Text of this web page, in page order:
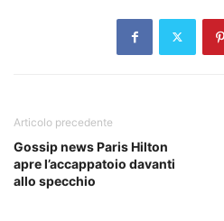
Articolo precedente
Gossip news Paris Hilton
apre l’accappatoio davanti
allo specchio